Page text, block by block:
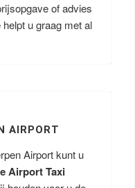
of advies
u graag met al
AIRPORT
Airport kunt u
Airport Taxi